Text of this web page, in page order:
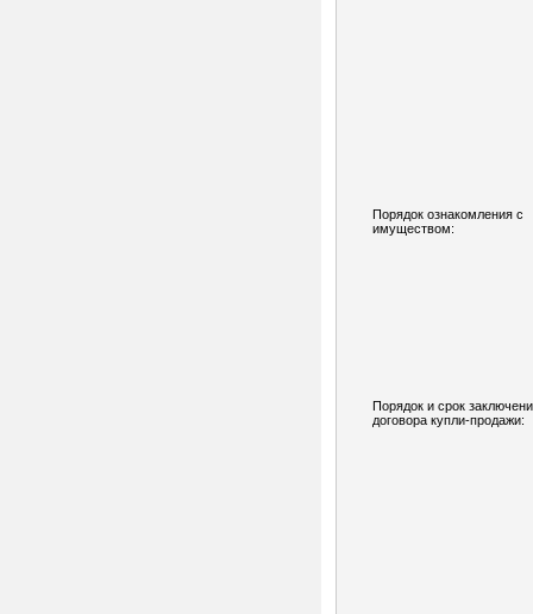
Порядок ознакомления с
имуществом:
Порядок и срок
договора купли-продажи: